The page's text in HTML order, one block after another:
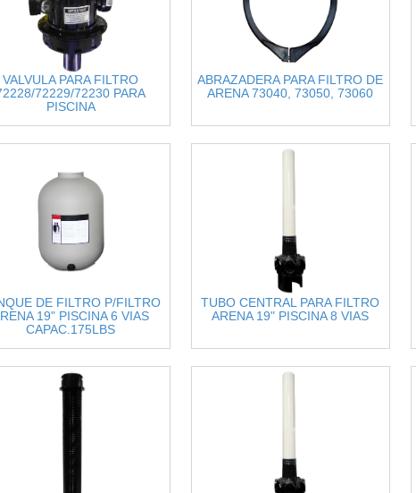
VALVULA PARA FILTRO
72229/72230 PARA
PISCINA
ABRAZADERA PARA FILTRO DE
ARENA 73040, 73050, 73060
DE FILTRO P/FILTRO
19" PISCINA 6 VIAS
CAPAC.175LBS
TUBO CENTRAL PARA FILTRO
ARENA 19" PISCINA 8 VIAS